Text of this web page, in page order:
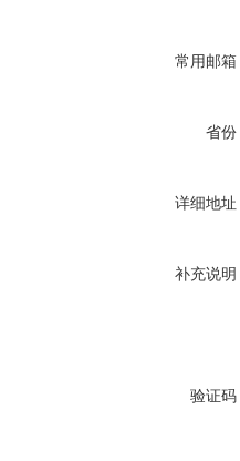
常用邮箱
省份
详细地址
补充说明
验证码